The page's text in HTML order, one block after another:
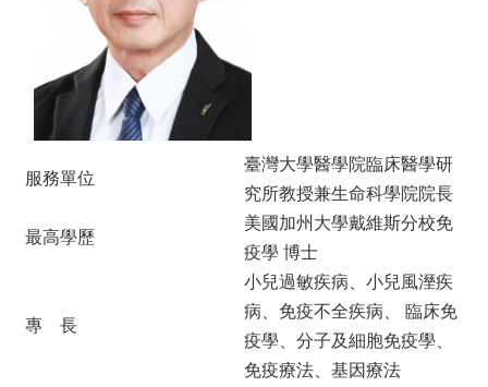
程
位
本
法
條
表
服務單位
臺灣大學醫學院臨床醫學研
究所教授兼生命科學院院長
最高學歷
美國加州大學戴維斯分校免
疫學 博士
專 長
小兒過敏疾病、小兒風溼疾
病、免疫不全疾病、 臨床免
疫學、分子及細胞免疫學、
免疫療法、基因療法